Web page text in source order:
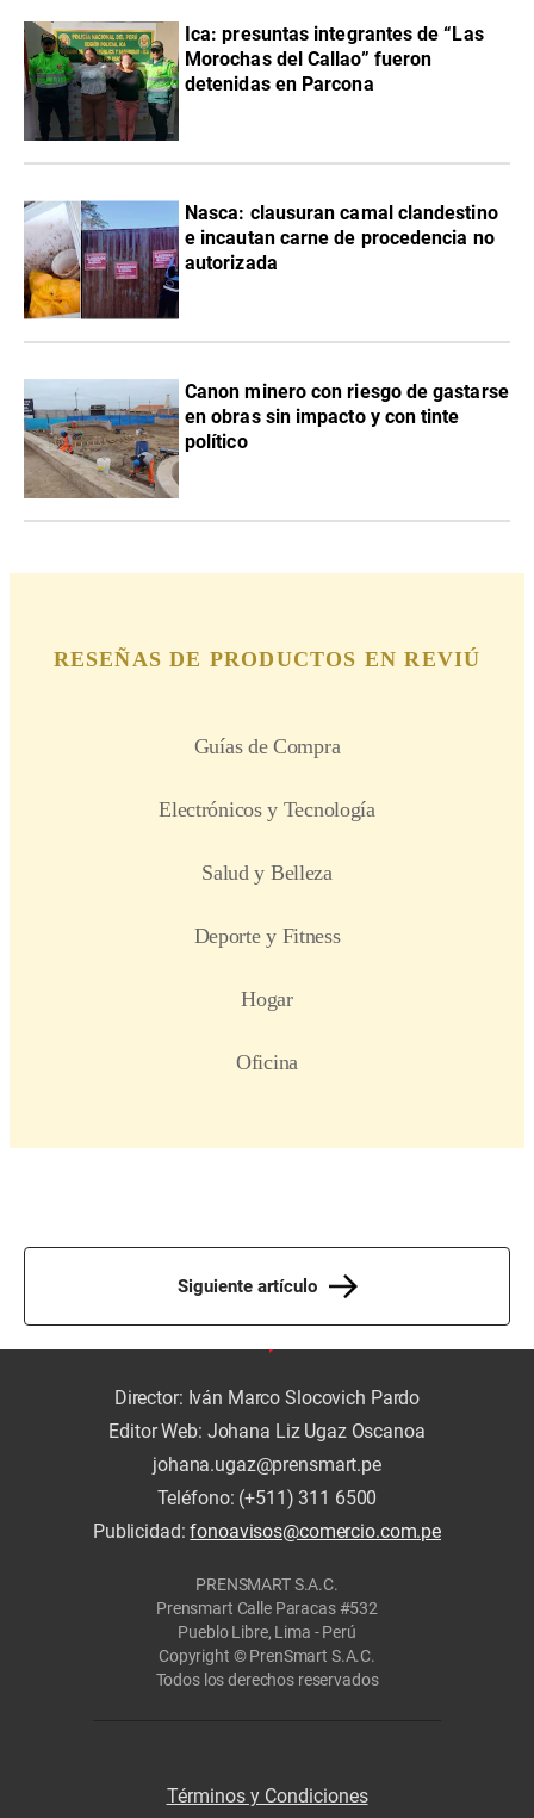
Ica: presuntas integrantes de “Las
Morochas del Callao” fueron
detenidas en Parcona
Nasca: clausuran camal clandestino
e incautan carne de procedencia no
autorizada
Canon minero con riesgo de gastarse
en obras sin impacto y con tinte
político
Siguiente artículo
Director: Iván Marco Slocovich Pardo
Editor Web: Johana Liz Ugaz Oscanoa
johana.ugaz@prensmart.pe
Teléfono: (+511) 311 6500
Publicidad:fonoavisos@comercio.com.pe
PRENSMART S.A.C.
Prensmart Calle Paracas #532
Pueblo Libre, Lima - Perú
Copyright © PrenSmart S.A.C.
Todos los derechos reservados
Términos y Condiciones